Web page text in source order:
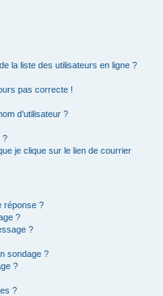
la liste des utilisateurs en ligne ?
pas correcte !
d’utilisateur ?
?
je clique sur le lien de courrier
réponse ?
?
?
sondage ?
?
?